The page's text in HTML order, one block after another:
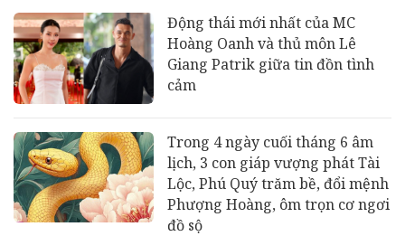
Động thái mới nhất của MC
Hoàng Oanh và thủ môn Lê
Giang Patrik giữa tin đồn tình
cảm
Trong 4 ngày cuối tháng 6 âm
lịch, 3 con giáp vượng phát Tài
Lộc, Phú Quý trăm bề, đổi mệnh
Phượng Hoàng, ôm trọn cơ ngơi
đồ sộ